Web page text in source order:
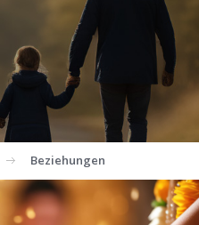
Beziehungen